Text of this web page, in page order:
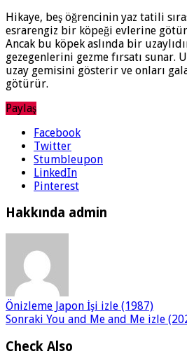
Hikaye, beş öğrencinin yaz tatili
esrarengiz bir köpeği evlerine
Ancak bu köpek aslında bir
gezegenlerini gezme fırsatı sunar.
uzay gemisini gösterir ve onları
götürür.
Paylaş
Facebook
Twitter
Stumbleupon
LinkedIn
Pinterest
Hakkında admin
Önizleme Japon İşi izle (1987)
Sonraki You and Me and Me izle
Check Also